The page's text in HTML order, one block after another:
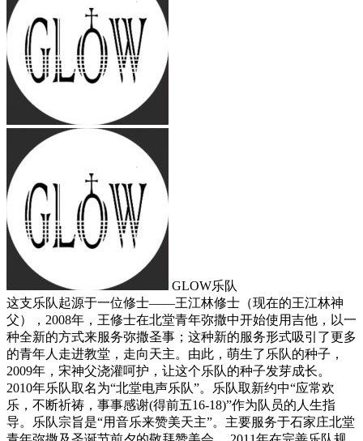
GLOW乐队
这支乐队起源于一位修士——王江林修士（现在的王江林神
父），2008年，王修士在北堂青年弥撒中开始使用吉他，以一
种全新的方式来服务弥撒圣事；这种新的服务形式吸引了更多
的青年人走进教堂，走向天主。由此，萌生了乐队的种子，
2009年，宋神父浇灌呵护，让这个乐队的种子发芽成长。
2010年乐队取名为“北堂电声乐队”。乐队取新约中“应常欢
乐，不断祈祷，事事感谢(得前五16-18)”作为队员的人生指
导。乐队宗旨是“用音乐来赞美天主”。主要服务于石家庄北堂